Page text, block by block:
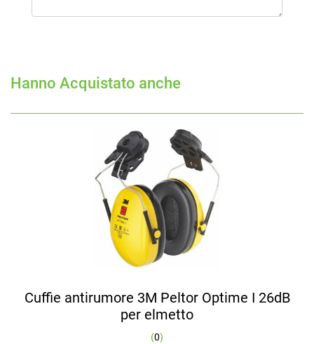
Hanno Acquistato anche
Cuffie antirumore 3M Peltor Optime I 26dB
per elmetto
(0)